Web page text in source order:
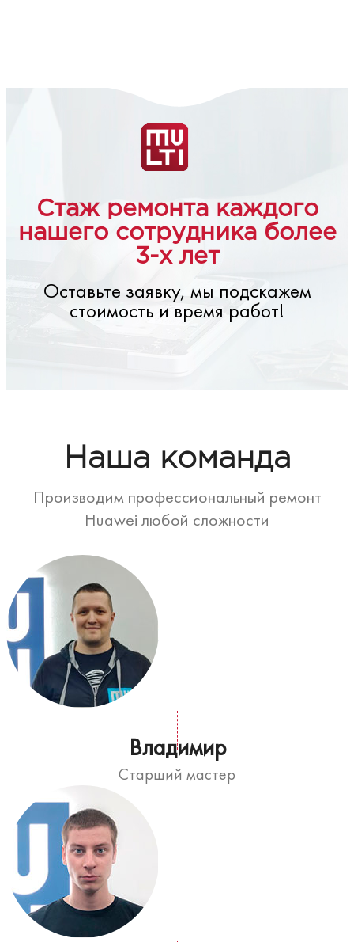
Стаж ремонта каждого
нашего сотрудника более
3-х лет
Оставьте заявку, мы подскажем
стоимость и время работ!
Наша команда
Производим профессиональный ремонт
Huawei любой сложности
Владимир
Старший мастер